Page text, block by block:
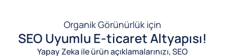
Organik Görünürlük için
SEO Uyumlu E-ticaret Altyapısı!
Yapay Zeka ile ürün açıklamalarınızı, SEO